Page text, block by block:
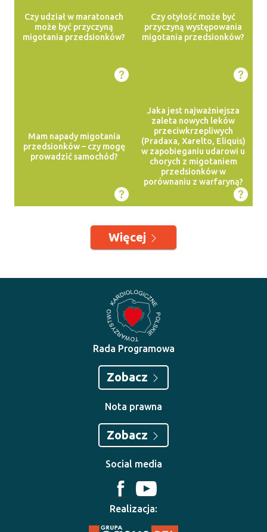
Czy udział w maratonach
może być przyczyną
migotania przedsionków?
Czy otyłość może być
przyczyną występowania
migotania przedsionków?
Mam napady migotania
przedsionków – czy mogę
prowadzić samochód?
Jaka jest najważniejsza
zaleta nowych leków
przeciwkrzepliwych
(Pradaxa, Xarelto, Eliquis)
w zapobieganiu udarowi u
chorych z migotaniem
przedsionków w
porównaniu z warfaryną?
Więcej
Rada Programowa
Zobacz
Nota prawna
Zobacz
Social media
Realizacja: